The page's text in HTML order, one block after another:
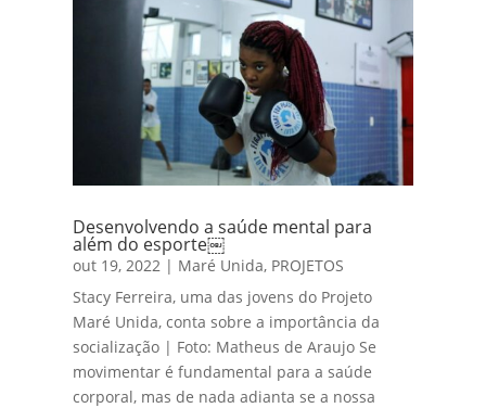
Desenvolvendo a saúde mental para
além do esporte￼
out 19, 2022 | Maré Unida, PROJETOS
Stacy Ferreira, uma das jovens do Projeto
Maré Unida, conta sobre a importância da
socialização | Foto: Matheus de Araujo Se
movimentar é fundamental para a saúde
corporal, mas de nada adianta se a nossa